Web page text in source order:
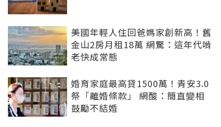
美國年輕人住回爸媽家創新高！舊
金山2房月租18萬 網驚：這年代啃
老快成常態
婚育家庭最高貸1500萬！青安3.0
祭「離婚條款」 網酸：簡直變相
鼓勵不結婚